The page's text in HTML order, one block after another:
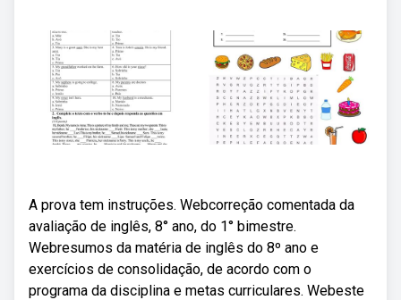
A prova tem instruções. Webcorreção comentada da
avaliação de inglês, 8° ano, do 1° bimestre.
Webresumos da matéria de inglês do 8º ano e
exercícios de consolidação, de acordo com o
programa da disciplina e metas curriculares. Webeste